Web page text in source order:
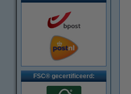
FSC® gecertificeerd: